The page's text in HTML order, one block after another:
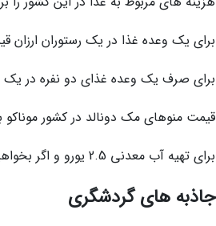
برای یک وعده غذا در یک رستوران ارزان قیمت باید هزینه
برای صرف یک وعده غذای دو نفره در یک رستوان میانه
قیمت منوهای مک دونالد در کشور موناکو به نسبت
برای تهیه آب معدنی 2.5 یورو و اگر بخواهید یک فنجان قهوه میل کنید باید بابت آن 3 یورو بپردازید.{2}
جاذبه های گردشگری